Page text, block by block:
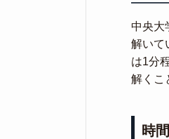
中央大
解いて
は1分
解くこ
時